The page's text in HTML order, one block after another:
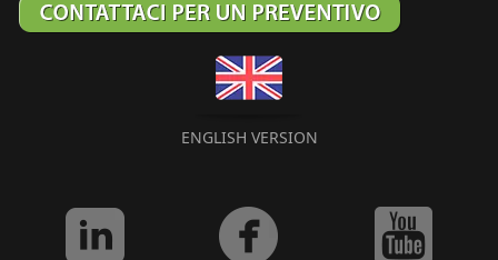
ENGLISH VERSION